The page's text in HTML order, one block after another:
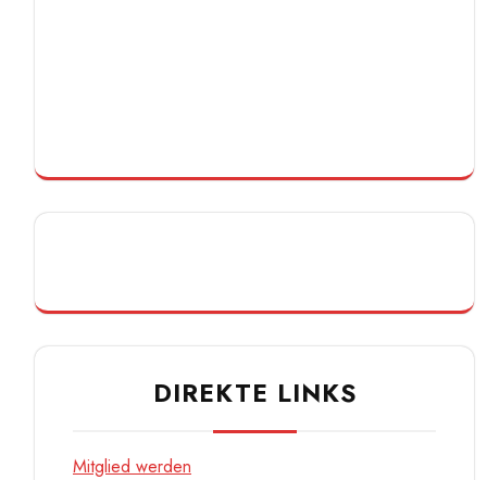
DIREKTE LINKS
Mitglied werden